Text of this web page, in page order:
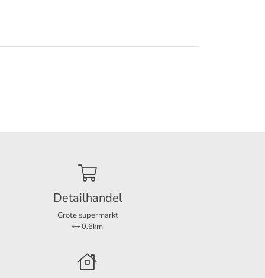
Detailhandel
Grote supermarkt
0.6km